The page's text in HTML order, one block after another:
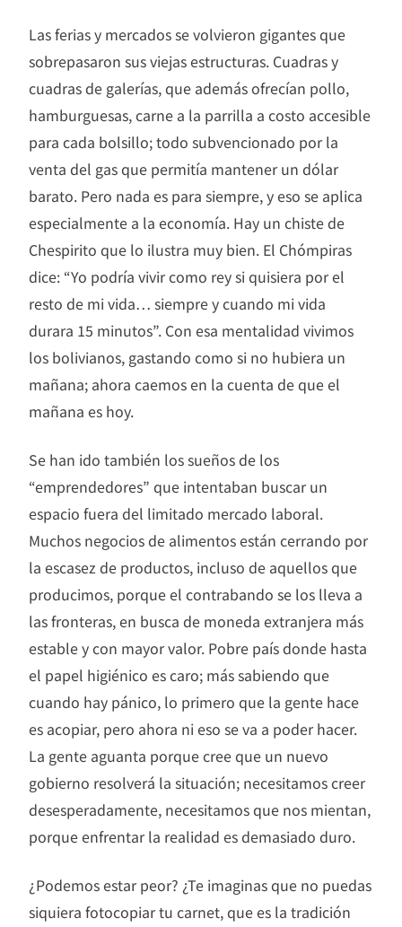
Las ferias y mercados se volvieron gigantes que
sobrepasaron sus viejas estructuras. Cuadras y
cuadras de galerías, que además ofrecían pollo,
hamburguesas, carne a la parrilla a costo accesible
para cada bolsillo; todo subvencionado por la
venta del gas que permitía mantener un dólar
barato. Pero nada es para siempre, y eso se aplica
especialmente a la economía. Hay un chiste de
Chespirito que lo ilustra muy bien. El Chómpiras
dice: “Yo podría vivir como rey si quisiera por el
resto de mi vida… siempre y cuando mi vida
durara 15 minutos”. Con esa mentalidad vivimos
los bolivianos, gastando como si no hubiera un
mañana; ahora caemos en la cuenta de que el
mañana es hoy.
Se han ido también los sueños de los
“emprendedores” que intentaban buscar un
espacio fuera del limitado mercado laboral.
Muchos negocios de alimentos están cerrando por
la escasez de productos, incluso de aquellos que
producimos, porque el contrabando se los lleva a
las fronteras, en busca de moneda extranjera más
estable y con mayor valor. Pobre país donde hasta
el papel higiénico es caro; más sabiendo que
cuando hay pánico, lo primero que la gente hace
es acopiar, pero ahora ni eso se va a poder hacer.
La gente aguanta porque cree que un nuevo
gobierno resolverá la situación; necesitamos creer
desesperadamente, necesitamos que nos mientan,
porque enfrentar la realidad es demasiado duro.
¿Podemos estar peor? ¿Te imaginas que no puedas
siquiera fotocopiar tu carnet, que es la tradición